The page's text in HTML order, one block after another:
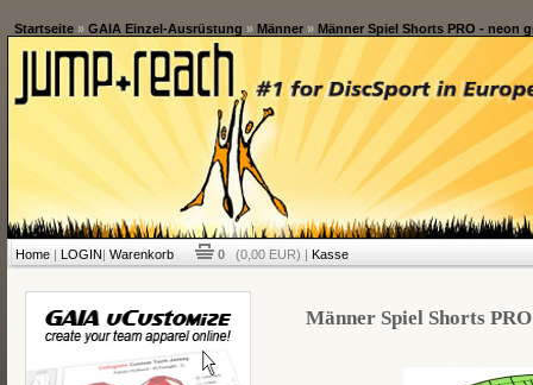
Startseite» GAIA Einzel-Ausrüstung » Männer» Männer Spiel Shorts PRO - neon
Home| LOGIN| Warenkorb 0 (0,00 EUR) | Kasse
Männer Spiel Shorts